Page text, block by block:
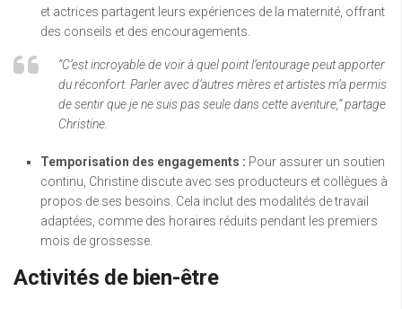
et actrices partagent leurs expériences de la maternité, offrant
des conseils et des encouragements.
“C’est incroyable de voir à quel point l’entourage peut apporter
du réconfort. Parler avec d’autres mères et artistes m’a permis
de sentir que je ne suis pas seule dans cette aventure,” partage
Christine.
Temporisation des engagements : Pour assurer un soutien
continu, Christine discute avec ses producteurs et collègues à
propos de ses besoins. Cela inclut des modalités de travail
adaptées, comme des horaires réduits pendant les premiers
mois de grossesse.
Activités de bien-être